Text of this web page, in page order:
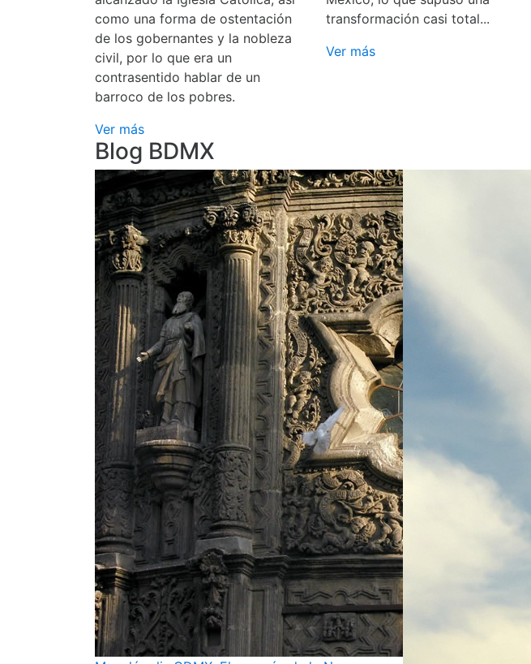
como una forma de ostentación
de los gobernantes y la nobleza
civil, por lo que era un
contrasentido hablar de un
barroco de los pobres.
Ver más
transformación casi total...
Ver más
Blog BDMX